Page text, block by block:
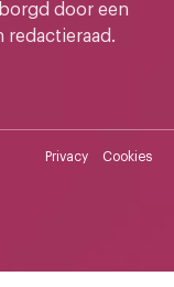
door een
redactieraad.
Privacy Cookies